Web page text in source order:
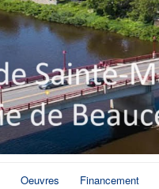
Oeuvres Financement